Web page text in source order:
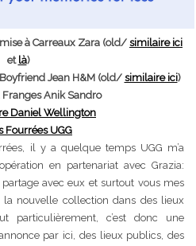
Zara (old/ similaire ici
et là)
Jean H&M (old/ similaire ici)
Anik Sandro
Daniel Wellington
Fourrées UGG
il y a quelque temps UGG m’a
en partenariat avec Grazia:
avec eux et surtout vous mes
la nouvelle collection dans des lieux
particulièrement, c’est donc une
par ici, des lieux publics, des